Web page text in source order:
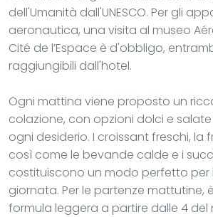
dell'Umanità dall'UNESCO. Per gli
aeronautica, una visita al museo
Cité de l’Espace è d'obbligo,
raggiungibili dall'hotel.
Ogni mattina viene proposto un
colazione, con opzioni dolci e
ogni desiderio. I croissant freschi, la
così come le bevande calde e i
costituiscono un modo perfetto per
giornata. Per le partenze mattutine,
formula leggera a partire dalle 4 del